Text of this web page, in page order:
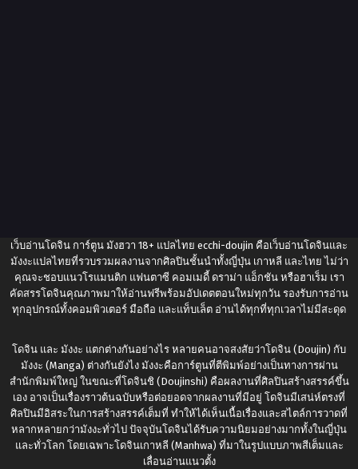
เว็บอ่านโดจิน การ์ตูน มังฮวา 18+ แปลไทย ecchi-doujin คือเว็บอ่านโดจินและ
มังงะแปลไทยที่รวบรวมผลงานจากศิลปินชั้นนำทั้งญี่ปุ่น เกาหลี และไทย ไม่ว่า
คุณจะชอบแนวโรแมนติก แฟนตาซี คอมเมดี้ ดราม่า แอ็กชัน หรือฮาเร็ม เรา
คัดสรรโดจินคุณภาพมาให้อ่านฟรีพร้อมอัปเดตตอนใหม่ทุกวัน รองรับการอ่าน
ทุกอุปกรณ์ทั้งคอมพิวเตอร์ มือถือ และแท็บเล็ต อ่านได้ทุกที่ทุกเวลาไม่มีสะดุด
โดจิน และ มังงะ แตกต่างกันอย่างไร หลายคนอาจสงสัยว่าโดจิน (Doujin) กับ
มังงะ (Manga) ต่างกันยังไง มังงะคือการ์ตูนที่ตีพิมพ์อย่างเป็นทางการผ่าน
สำนักพิมพ์ใหญ่ ในขณะที่โดจินชิ (Doujinshi) คือผลงานที่ศิลปินสร้างสรรค์ขึ้น
เอง อาจเป็นเรื่องราวต้นฉบับหรือต่อยอดจากผลงานที่มีอยู่ โดจินมีเสน่ห์ตรงที่
ศิลปินมีอิสระในการสร้างสรรค์เต็มที่ ทำให้ได้เห็นเนื้อเรื่องและสไตล์การวาดที่
หลากหลายกว่ามังงะทั่วไป ปัจจุบันโดจินได้รับความนิยมอย่างมากทั้งในญี่ปุ่น
และทั่วโลก โดยเฉพาะโดจินเกาหลี (Manhwa) ที่มาในรูปแบบภาพสีเต็มและ
เลื่อนอ่านแนวตั้ง